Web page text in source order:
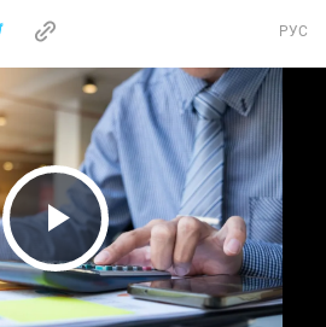
РУС
Play Video